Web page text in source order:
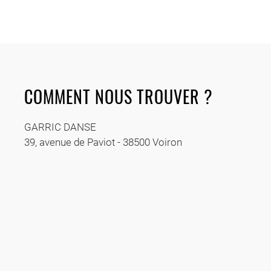
COMMENT NOUS TROUVER ?
GARRIC DANSE
39, avenue de Paviot - 38500 Voiron